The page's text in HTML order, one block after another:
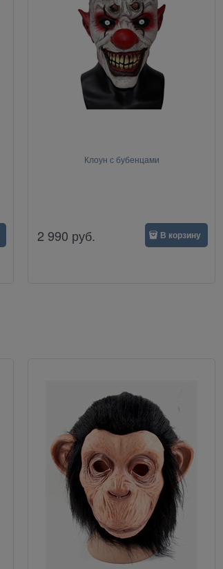
Клоун с бубенцами
2 990 руб. В корзину